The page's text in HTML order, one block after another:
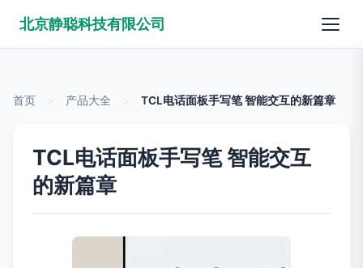
北京静聪科技有限公司
首页 产品大全 TCL电话面板手写笔 智能交互的新篇章
TCL电话面板手写笔 智能交互
的新篇章